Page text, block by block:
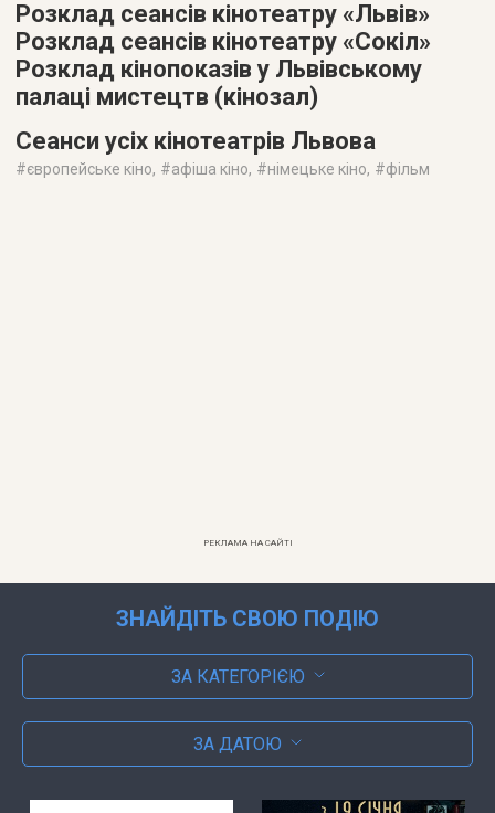
Розклад сеансів кінотеатру «Львів»
Розклад сеансів кінотеатру «Сокіл»
Розклад кінопоказів у Львівському
палаці мистецтв (кінозал)
Сеанси усіх кінотеатрів Львова
#європейське кіно, #афіша кіно, #німецьке кіно, #фільм
РЕКЛАМА НА САЙТІ
ЗНАЙДІТЬ СВОЮ ПОДІЮ
ЗА КАТЕГОРІЄЮ
ЗА ДАТОЮ